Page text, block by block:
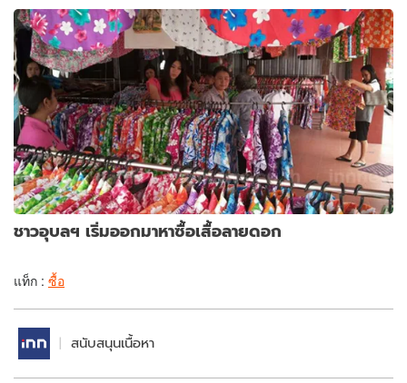
ชาวอุบลฯ เริ่มออกมาหาซื้อเสื้อลายดอก
แท็ก : ซื้อ
สนับสนุนเนื้อหา